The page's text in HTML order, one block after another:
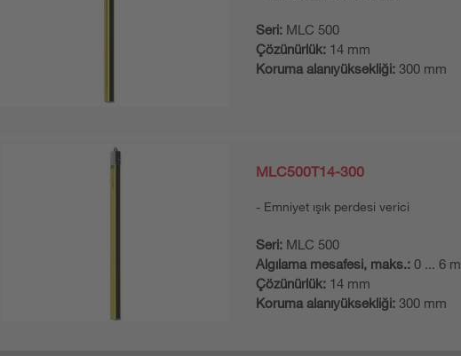
Seri: MLC 500
Çözünürlük: 14 mm
Koruma alanıyüksekliği: 300 mm
MLC500T14-300
Emniyet ışık perdesi verici
Seri: MLC 500
Algılama mesafesi, maks.: 0 ... 6 m
Çözünürlük: 14 mm
Koruma alanıyüksekliği: 300 mm